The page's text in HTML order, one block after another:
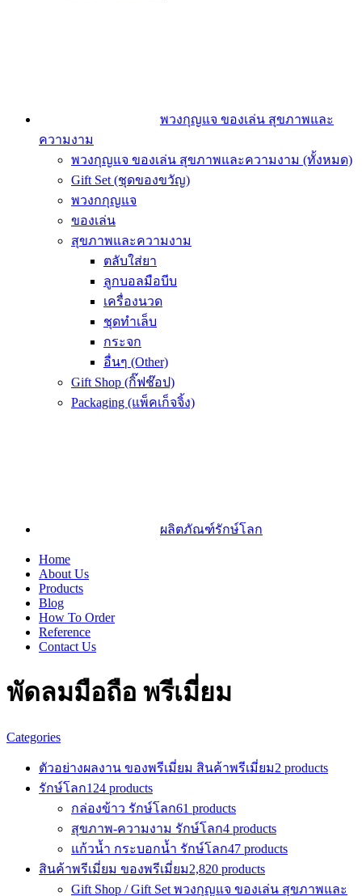
พวงกุญแจ ของเล่น สุขภาพและ
ความงาม
พวงกุญแจ ของเล่น สุขภาพและความงาม (ทั้งหมด)
Gift Set (ชุดของขวัญ)
พวงกกุญแจ
ของเล่น
สุขภาพและความงาม
ตลับใส่ยา
ลูกบอลมือบีบ
เครื่องนวด
ชุดทำเล็บ
กระจก
อื่นๆ (Other)
Gift Shop (กิ๊ฟช๊อป)
Packaging (แพ็คเก็จจิ้ง)
ผลิตภัณฑ์รักษ์โลก
Home
About Us
Products
Blog
How To Order
Reference
Contact Us
พัดลมมือถือ พรีเมี่ยม
Categories
ตัวอย่างผลงาน ของพรีเมี่ยม สินค้าพรีเมี่ยม2 products
รักษ์โลก124 products
กล่องข้าว รักษ์โลก61 products
สุขภาพ-ความงาม รักษ์โลก4 products
แก้วน้ำ กระบอกน้ำ รักษ์โลก47 products
สินค้าพรีเมี่ยม ของพรีเมี่ยม2,820 products
Gift Shop / Gift Set พวงกุญแจ ของเล่น สุขภาพและ